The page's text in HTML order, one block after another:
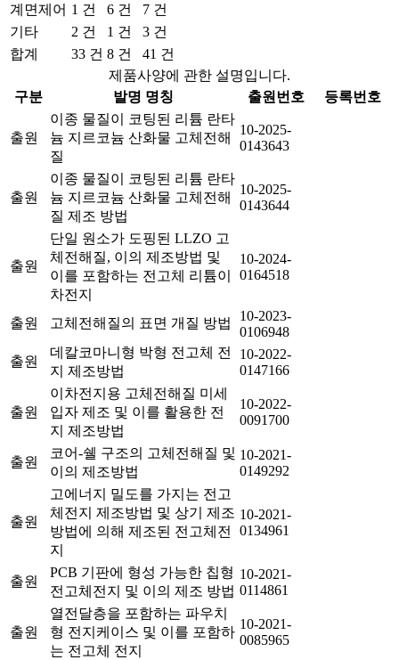
계면제어 1 건 6 건
7 건
기타
2 건 1 건
3 건
합계
33 건 8 건
41 건
제품사양에 관한 설명입니다.
구분
발명 명칭 출원번호 등록번호
출원
이종 물질이 코팅된 리튬 란타
늄 지르코늄 산화물 고체전해
질
10-2025-
0143643
출원
이종 물질이 코팅된 리튬 란타
늄 지르코늄 산화물 고체전해
질 제조 방법
10-2025-
0143644
출원
단일 원소가 도핑된 LLZO 고
체전해질, 이의 제조방법 및
이를 포함하는 전고체 리튬이
차전지
10-2024-
0164518
출원 고체전해질의 표면 개질 방법
10-2023-
0106948
출원
데칼코마니형 박형 전고체 전
지 제조방법
10-2022-
0147166
출원
이차전지용 고체전해질 미세
입자 제조 및 이를 활용한 전
지 제조방법
10-2022-
0091700
출원
코어-쉘 구조의 고체전해질 및
이의 제조방법
10-2021-
0149292
출원
고에너지 밀도를 가지는 전고
체전지 제조방법 및 상기 제조
방법에 의해 제조된 전고체전
지
10-2021-
0134961
출원
PCB 기판에 형성 가능한 칩형
전고체전지 및 이의 제조 방법
10-2021-
0114861
출원
열전달층을 포함하는 파우치
형 전지케이스 및 이를 포함하
는 전고체 전지
10-2021-
0085965